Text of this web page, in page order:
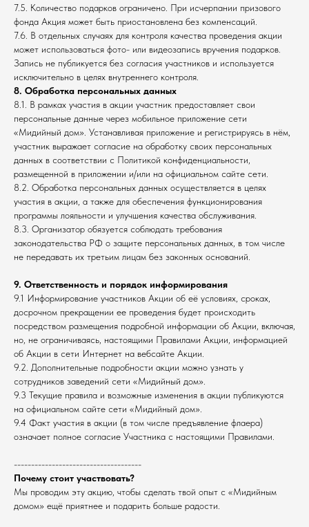
7.5. Количество подарков ограничено. При исчерпании призового
фонда Акция может быть приостановлена без компенсаций.
7.6. В отдельных случаях для контроля качества проведения акции
может использоваться фото- или видеозапись вручения подарков.
Запись не публикуется без согласия участников и используется
исключительно в целях внутреннего контроля.
8. Обработка персональных данных
8.1. В рамках участия в акции участник предоставляет свои
персональные данные через мобильное приложение сети
«Мидийный дом». Устанавливая приложение и регистрируясь в нём,
участник выражает согласие на обработку своих персональных
данных в соответствии с Политикой конфиденциальности,
размещенной в приложении и/или на официальном сайте сети.
8.2. Обработка персональных данных осуществляется в целях
участия в акции, а также для обеспечения функционирования
программы лояльности и улучшения качества обслуживания.
8.3. Организатор обязуется соблюдать требования
законодательства РФ о защите персональных данных, в том числе
не передавать их третьим лицам без законных оснований.
9. Ответственность и порядок информирования
9.1 Информирование участников Акции об её условиях, сроках,
досрочном прекращении ее проведения будет происходить
посредством размещения подробной информации об Акции, включая,
но, не ограничиваясь, настоящими Правилами Акции, информацией
об Акции в сети Интернет на вебсайте Акции.
9.2. Дополнительные подробности акции можно узнать у
сотрудников заведений сети «Мидийный дом».
9.3 Текущие правила и возможные изменения в акции публикуются
на официальном сайте сети «Мидийный дом».
9.4 Факт участия в акции (в том числе предъявление флаера)
означает полное согласие Участника с настоящими Правилами.
-------------------------------------
Почему стоит участвовать?
Мы проводим эту акцию, чтобы сделать твой опыт с «Мидийным
домом» ещё приятнее и подарить больше радости.